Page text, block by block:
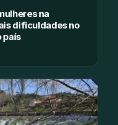
na
dificuldades no
país